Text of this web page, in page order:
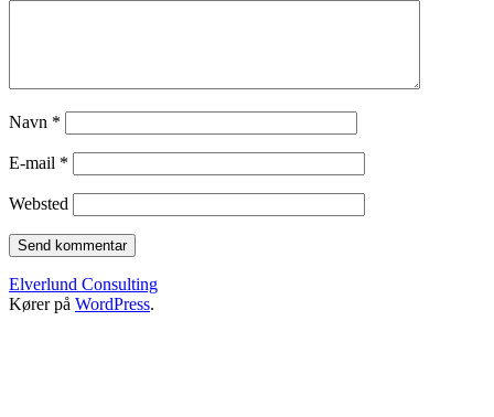
Navn *
E-mail *
Websted
Elverlund Consulting
Kører på WordPress.